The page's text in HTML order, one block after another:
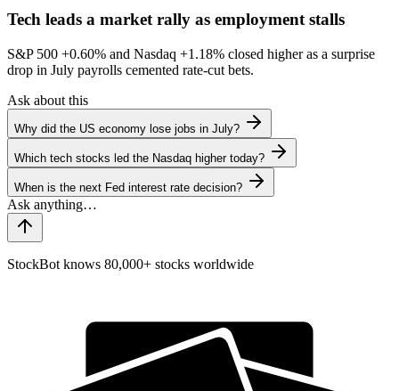
Tech leads a market rally as employment stalls
S&P 500 +0.60% and Nasdaq +1.18% closed higher as a surprise
drop in July payrolls cemented rate-cut bets.
Ask about this
Why did the US economy lose jobs in July?
Which tech stocks led the Nasdaq higher today?
When is the next Fed interest rate decision?
StockBot knows 80,000+ stocks worldwide